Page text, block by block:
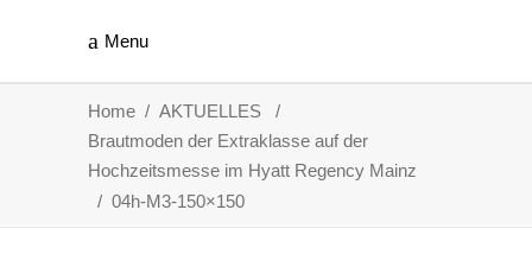
Menu
Home / AKTUELLES
/
Brautmoden der Extraklasse auf der
Hochzeitsmesse im Hyatt Regency Mainz
/ 04h-M3-150×150